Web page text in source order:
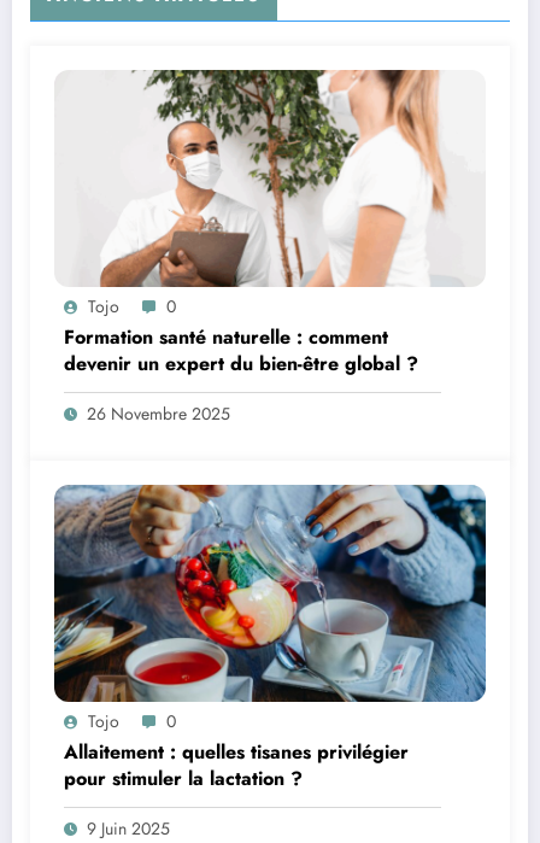
Tojo 0
Formation santé naturelle : comment
devenir un expert du bien-être global ?
26 Novembre 2025
Tojo 0
Allaitement : quelles tisanes privilégier
pour stimuler la lactation ?
9 Juin 2025